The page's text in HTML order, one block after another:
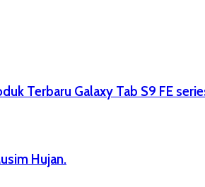
Terbaru Galaxy Tab S9 FE
Hujan.